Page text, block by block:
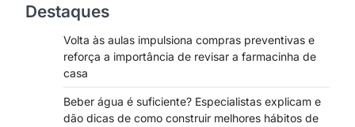
Destaques
Volta às aulas impulsiona compras preventivas e
reforça a importância de revisar a farmacinha de
casa
Beber água é suficiente? Especialistas explicam e
dão dicas de como construir melhores hábitos de